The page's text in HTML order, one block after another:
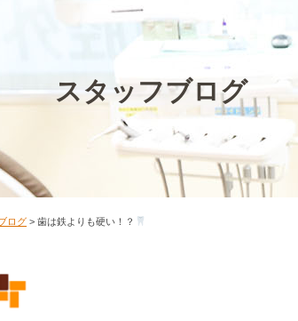
スタッフブログ
ログ > 歯は鉄よりも硬い！？